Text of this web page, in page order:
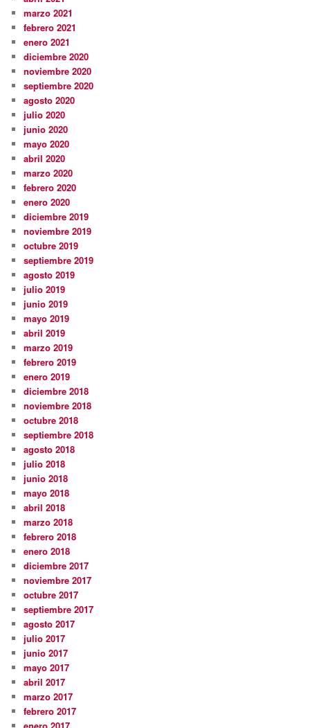
marzo 2021
febrero 2021
enero 2021
diciembre 2020
noviembre 2020
septiembre 2020
agosto 2020
julio 2020
junio 2020
mayo 2020
abril 2020
marzo 2020
febrero 2020
enero 2020
diciembre 2019
noviembre 2019
octubre 2019
septiembre 2019
agosto 2019
julio 2019
junio 2019
mayo 2019
abril 2019
marzo 2019
febrero 2019
enero 2019
diciembre 2018
noviembre 2018
octubre 2018
septiembre 2018
agosto 2018
julio 2018
junio 2018
mayo 2018
abril 2018
marzo 2018
febrero 2018
enero 2018
diciembre 2017
noviembre 2017
octubre 2017
septiembre 2017
agosto 2017
julio 2017
junio 2017
mayo 2017
abril 2017
marzo 2017
febrero 2017